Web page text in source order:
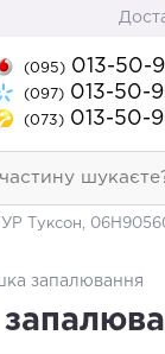
(095) 013-50-
(097) 013-50-
(073) 013-50-
Туксон,
запалювання